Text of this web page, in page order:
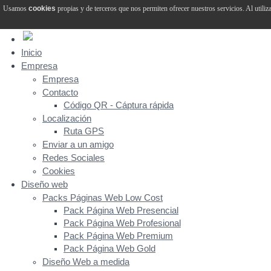
Inicio
Empresa
Empresa
Contacto
Código QR - Cáptura rápida
Localización
Ruta GPS
Enviar a un amigo
Redes Sociales
Cookies
Diseño web
Packs Páginas Web Low Cost
Pack Página Web Presencial
Pack Página Web Profesional
Pack Página Web Premium
Pack Página Web Gold
Diseño Web a medida
Usamos cookies propias y de terceros que nos permiten ofrecer nuestros servicios. Al